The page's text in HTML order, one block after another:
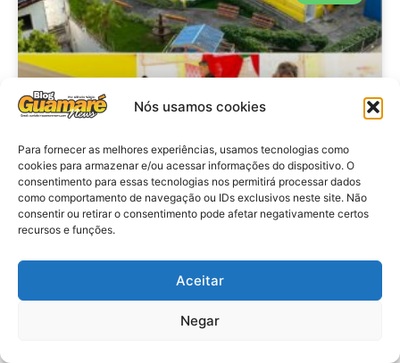
Nós usamos cookies
Para fornecer as melhores experiências, usamos tecnologias como
cookies para armazenar e/ou acessar informações do dispositivo. O
consentimento para essas tecnologias nos permitirá processar dados
como comportamento de navegação ou IDs exclusivos neste site. Não
consentir ou retirar o consentimento pode afetar negativamente certos
recursos e funções.
Aceitar
Negar
Agenda: 10ª Mostra Pedagógica
da Casa Durval Paiva acontecerá
nesta quarta-feira (29)